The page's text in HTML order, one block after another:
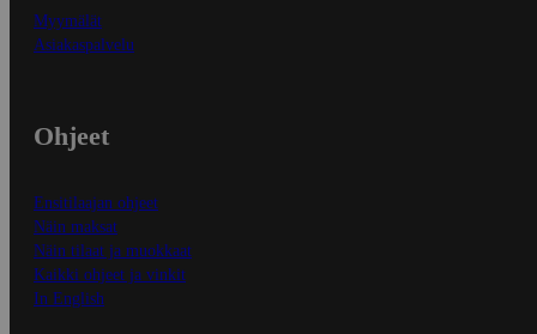
Myymälät
Asiakaspalvelu
Ohjeet
Ensitilaajan ohjeet
Näin maksat
Näin tilaat ja muokkaat
Kaikki ohjeet ja vinkit
In English